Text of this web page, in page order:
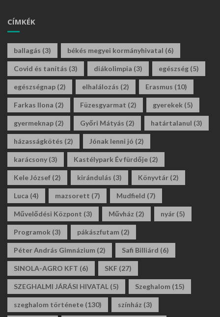
CÍMKÉK
ballagás (3) békés megyei kormányhivatal (6)
Covid és tanítás (3) diákolimpia (3) egészség (5)
egészségnap (2) elhalálozás (2) Erasmus (10)
Farkas Ilona (2) Füzesgyarmat (2) gyerekek (5)
gyermeknap (2) Győri Mátyás (2) határtalanul (3)
házasságkötés (2) Jónak lenni jó (2)
karácsony (3) Kastélypark Év fürdője (2)
Kele József (2) kirándulás (3) Könyvtár (2)
Luca (4) mazsorett (7) Mudfield (7)
Művelődési Központ (3) Művház (2) nyár (5)
Programok (3) pákászfutam (2)
Péter András Gimnázium (2) Safi Billiárd (6)
SINOLA-AGRO KFT (6) SKF (27)
SZEGHALMI JÁRÁSI HIVATAL (5) Szeghalom (15)
szeghalom története (130) színház (3)